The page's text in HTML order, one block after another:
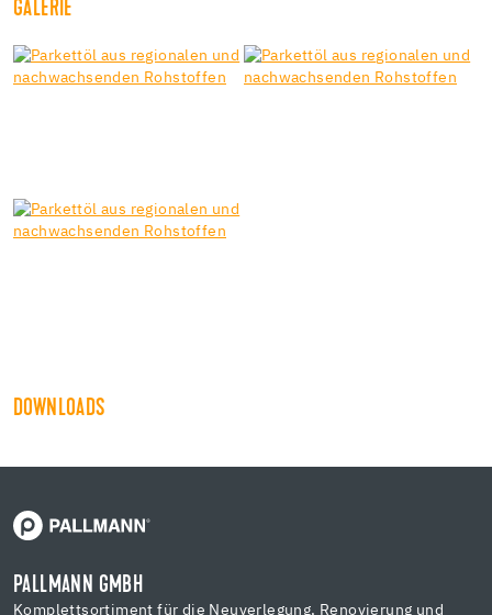
GALERIE
DOWNLOADS
PALLMANN GMBH
Komplettsortiment für die Neuverlegung, Renovierung und